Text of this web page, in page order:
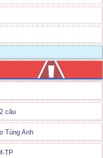
câu
Tùng Anh
TP